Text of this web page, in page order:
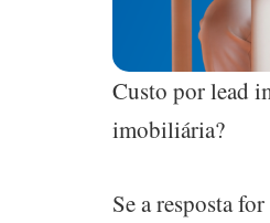
Custo por lead
imobiliária?
Se a resposta